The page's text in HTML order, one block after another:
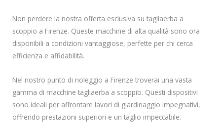
Non perdere la nostra offerta esclusiva su tagliaerba a
scoppio a Firenze. Queste macchine di alta qualità sono ora
disponibili a condizioni vantaggiose, perfette per chi cerca
efficienza e affidabilità.
Nel nostro punto di noleggio a Firenze troverai una vasta
gamma di macchine tagliaerba a scoppio. Questi dispositivi
sono ideali per affrontare lavori di giardinaggio impegnativi,
offrendo prestazioni superiori e un taglio impeccabile.